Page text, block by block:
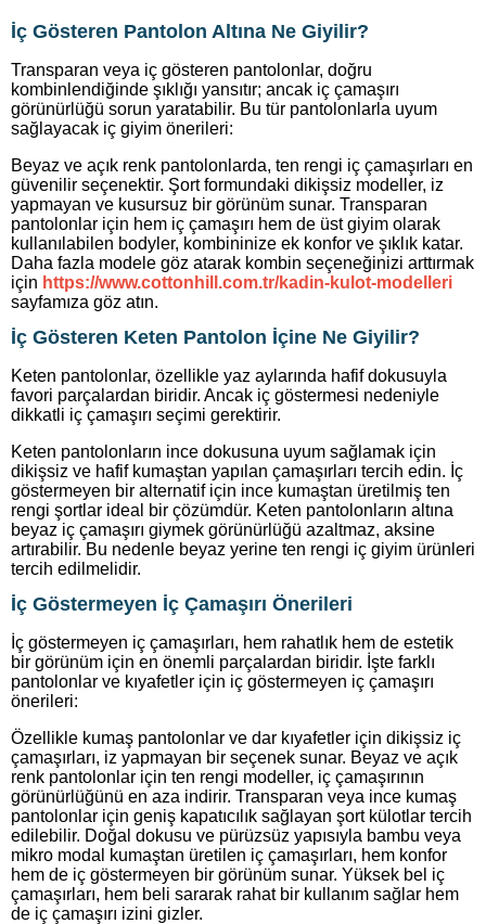
İç Gösteren Pantolon Altına Ne Giyilir?
Transparan veya iç gösteren pantolonlar, doğru
kombinlendiğinde şıklığı yansıtır; ancak iç çamaşırı
görünürlüğü sorun yaratabilir. Bu tür pantolonlarla uyum
sağlayacak iç giyim önerileri:
Beyaz ve açık renk pantolonlarda, ten rengi iç çamaşırları en
güvenilir seçenektir. Şort formundaki dikişsiz modeller, iz
yapmayan ve kusursuz bir görünüm sunar. Transparan
pantolonlar için hem iç çamaşırı hem de üst giyim olarak
kullanılabilen bodyler, kombininize ek konfor ve şıklık katar.
Daha fazla modele göz atarak kombin seçeneğinizi arttırmak
için https://www.cottonhill.com.tr/kadin-kulot-modelleri
sayfamıza göz atın.
İç Gösteren Keten Pantolon İçine Ne Giyilir?
Keten pantolonlar, özellikle yaz aylarında hafif dokusuyla
favori parçalardan biridir. Ancak iç göstermesi nedeniyle
dikkatli iç çamaşırı seçimi gerektirir.
Keten pantolonların ince dokusuna uyum sağlamak için
dikişsiz ve hafif kumaştan yapılan çamaşırları tercih edin. İç
göstermeyen bir alternatif için ince kumaştan üretilmiş ten
rengi şortlar ideal bir çözümdür. Keten pantolonların altına
beyaz iç çamaşırı giymek görünürlüğü azaltmaz, aksine
artırabilir. Bu nedenle beyaz yerine ten rengi iç giyim ürünleri
tercih edilmelidir.
İç Göstermeyen İç Çamaşırı Önerileri
İç göstermeyen iç çamaşırları, hem rahatlık hem de estetik
bir görünüm için en önemli parçalardan biridir. İşte farklı
pantolonlar ve kıyafetler için iç göstermeyen iç çamaşırı
önerileri:
Özellikle kumaş pantolonlar ve dar kıyafetler için dikişsiz iç
çamaşırları, iz yapmayan bir seçenek sunar. Beyaz ve açık
renk pantolonlar için ten rengi modeller, iç çamaşırının
görünürlüğünü en aza indirir. Transparan veya ince kumaş
pantolonlar için geniş kapatıcılık sağlayan şort külotlar tercih
edilebilir. Doğal dokusu ve pürüzsüz yapısıyla bambu veya
mikro modal kumaştan üretilen iç çamaşırları, hem konfor
hem de iç göstermeyen bir görünüm sunar. Yüksek bel iç
çamaşırları, hem beli sararak rahat bir kullanım sağlar hem
de iç çamaşırı izini gizler.